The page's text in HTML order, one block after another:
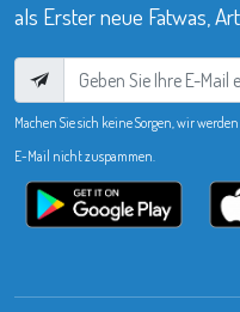
als Erster neue Fatwas,
Machen Sie sich keine Sorgen, wir
E-Mail nicht zuspammen.